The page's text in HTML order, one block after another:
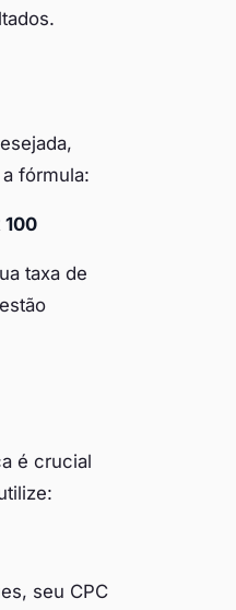
fórmula:
100
taxa de
é crucial
seu CPC